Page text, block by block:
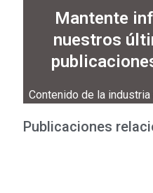
Mantente
nuestros
Contenido de la
Publicaciones